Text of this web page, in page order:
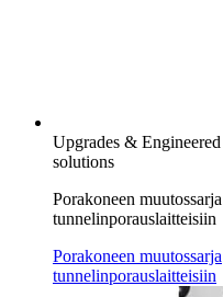
Upgrades & Engineered
solutions
Porakoneen muutossarja
tunnelinporauslaitteisiin
Porakoneen muutossarja
tunnelinporauslaitteisiin